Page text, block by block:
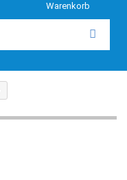
Warenkorb